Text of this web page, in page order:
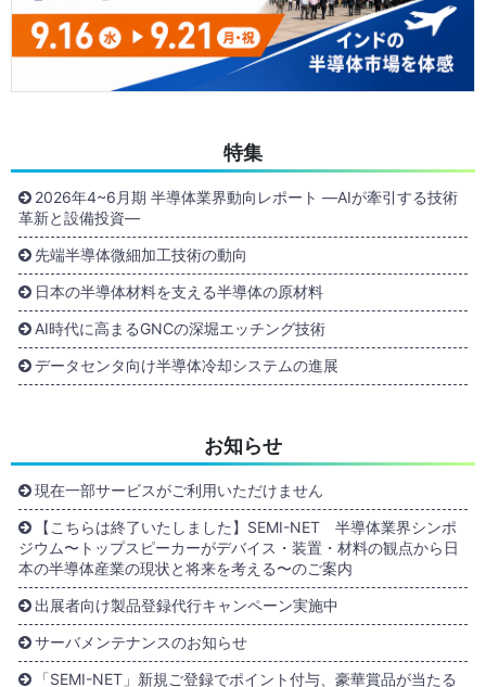
特集
2026年4~6月期 半導体業界動向レポート ―AIが牽引する技術
革新と設備投資―
先端半導体微細加工技術の動向
日本の半導体材料を支える半導体の原材料
AI時代に高まるGNCの深堀エッチング技術
データセンタ向け半導体冷却システムの進展
お知らせ
現在一部サービスがご利用いただけません
【こちらは終了いたしました】SEMI-NET 半導体業界シンポ
ジウム〜トップスピーカーがデバイス・装置・材料の観点から日
本の半導体産業の現状と将来を考える〜のご案内
出展者向け製品登録代行キャンペーン実施中
サーバメンテナンスのお知らせ
「SEMI-NET」新規ご登録でポイント付与、豪華賞品が当たる